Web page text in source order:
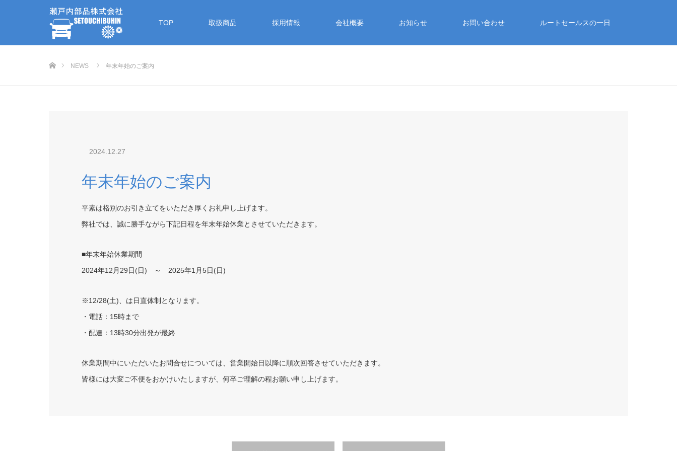
TOP 取扱商品 採用情報 会社概要 お知らせ お問い合わせ ルートセールスの一日
NEWS 年末年始のご案内
2024.12.27
年末年始のご案内
平素は格別のお引き立てをいただき厚くお礼申し上げます。
弊社では、誠に勝手ながら下記日程を年末年始休業とさせていただきます。
■年末年始休業期間
2024年12月29日(日) ～ 2025年1月5日(日)
※12/28(土)、は日直体制となります。
・電話：15時まで
・配達：13時30分出発が最終
休業期間中にいただいたお問合せについては、営業開始日以降に順次回答させていただきます。
皆様には大変ご不便をおかけいたしますが、何卒ご理解の程お願い申し上げます。